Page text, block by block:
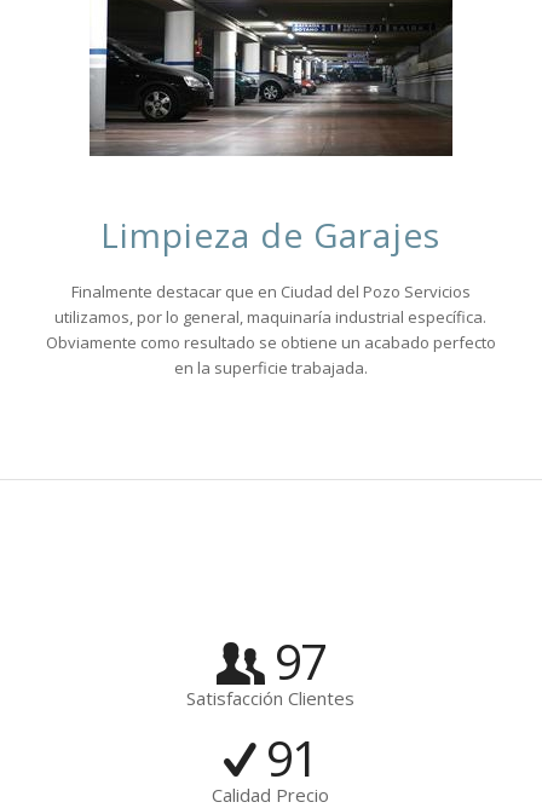
Limpieza de Garajes
Finalmente destacar que en Ciudad del Pozo Servicios
utilizamos, por lo general, maquinaría industrial específica.
Obviamente como resultado se obtiene un acabado perfecto
en la superficie trabajada.
97
Satisfacción Clientes
91
Calidad Precio